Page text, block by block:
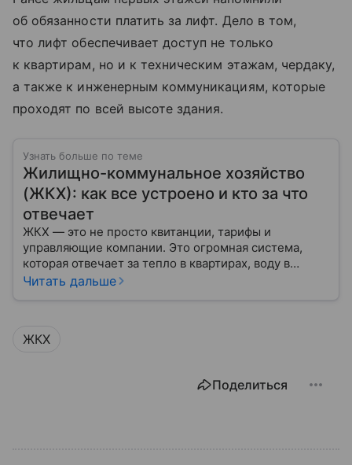
об обязанности платить за лифт. Дело в том,
что лифт обеспечивает доступ не только
к квартирам, но и к техническим этажам, чердаку,
а также к инженерным коммуникациям, которые
проходят по всей высоте здания.
Узнать больше по теме
Жилищно-коммунальное хозяйство
(ЖКХ): как все устроено и кто за что
отвечает
ЖКХ — это не просто квитанции, тарифы и
управляющие компании. Это огромная система,
которая отвечает за тепло в квартирах, воду в
кране, освещение улиц и чистоту во дворах.
Читать дальше
ЖКХ
Поделиться